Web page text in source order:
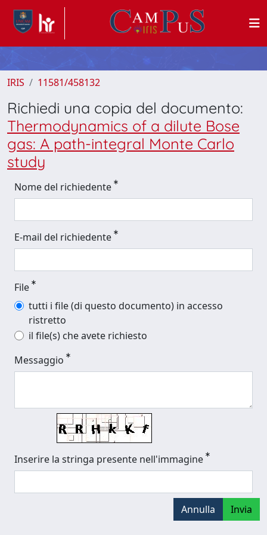
IRIS 11581/458132
Richiedi una copia del documento:
Thermodynamics of a dilute Bose
gas: A path-integral Monte Carlo
study
Nome del richiedente
E-mail del richiedente
File
tutti i file (di questo documento) in accesso
ristretto
il file(s) che avete richiesto
Messaggio
Inserire la stringa presente nell'immagine
Annulla Invia